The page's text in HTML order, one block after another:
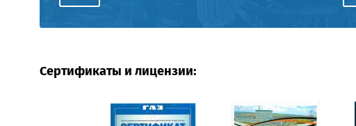
Сертификаты и лицензии: